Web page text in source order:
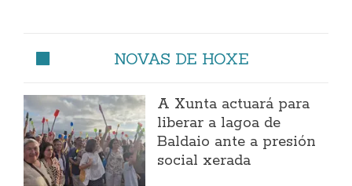
NOVAS DE HOXE
A Xunta actuará para
liberar a lagoa de
Baldaio ante a presión
social xerada